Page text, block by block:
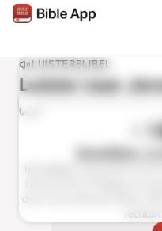
LUISTERBIJBEL
Luister naar
0:00
BasisBijbel -
door Groot Nieuws Radio: